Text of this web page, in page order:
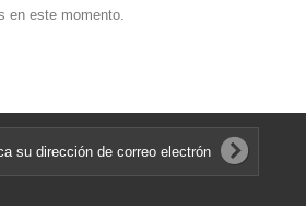
en este momento.